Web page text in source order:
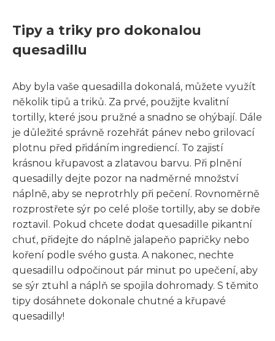
Tipy a triky pro dokonalou
quesadillu
Aby byla vaše quesadilla dokonalá, můžete využít
několik tipů a triků. Za prvé, použijte kvalitní
tortilly, které jsou pružné a snadno se ohýbají. Dále
je důležité správně rozehřát pánev nebo grilovací
plotnu před přidáním ingrediencí. To zajistí
krásnou křupavost a zlatavou barvu. Při plnění
quesadilly dejte pozor na nadměrné množství
náplně, aby se neprotrhly při pečení. Rovnoměrně
rozprostřete sýr po celé ploše tortilly, aby se dobře
roztavil. Pokud chcete dodat quesadille pikantní
chuť, přidejte do náplně jalapeňo papričky nebo
koření podle svého gusta. A nakonec, nechte
quesadillu odpočinout pár minut po upečení, aby
se sýr ztuhl a náplň se spojila dohromady. S těmito
tipy dosáhnete dokonale chutné a křupavé
quesadilly!